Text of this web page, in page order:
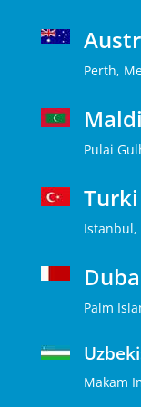
Perth,
Pulai
Turki
Istanbul,
Palm
Makam